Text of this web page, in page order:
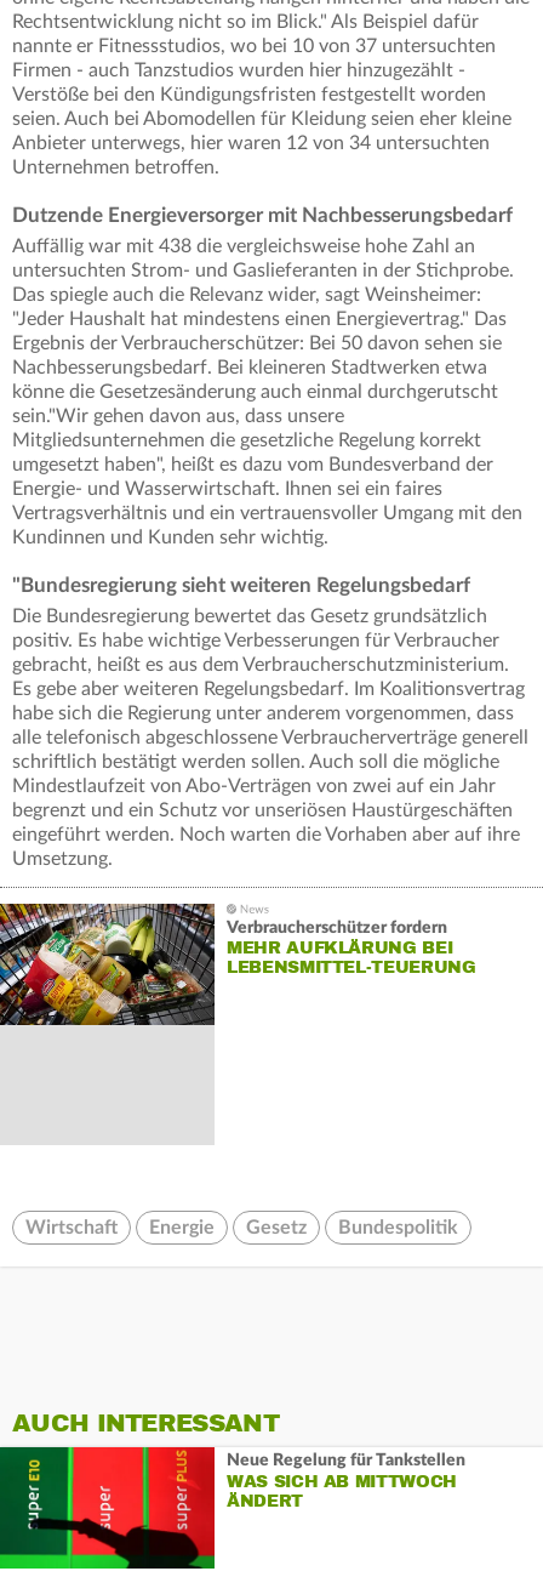
Rechtsentwicklung nicht so im Blick." Als Beispiel dafür
nannte er Fitnessstudios, wo bei 10 von 37 untersuchten
Firmen - auch Tanzstudios wurden hier hinzugezählt -
Verstöße bei den Kündigungsfristen festgestellt worden
seien. Auch bei Abomodellen für Kleidung seien eher kleine
Anbieter unterwegs, hier waren 12 von 34 untersuchten
Unternehmen betroffen.
Dutzende Energieversorger mit Nachbesserungsbedarf
Auffällig war mit 438 die vergleichsweise hohe Zahl an
untersuchten Strom- und Gaslieferanten in der Stichprobe.
Das spiegle auch die Relevanz wider, sagt Weinsheimer:
"Jeder Haushalt hat mindestens einen Energievertrag." Das
Ergebnis der Verbraucherschützer: Bei 50 davon sehen sie
Nachbesserungsbedarf. Bei kleineren Stadtwerken etwa
könne die Gesetzesänderung auch einmal durchgerutscht
sein."Wir gehen davon aus, dass unsere
Mitgliedsunternehmen die gesetzliche Regelung korrekt
umgesetzt haben", heißt es dazu vom Bundesverband der
Energie- und Wasserwirtschaft. Ihnen sei ein faires
Vertragsverhältnis und ein vertrauensvoller Umgang mit den
Kundinnen und Kunden sehr wichtig.
"Bundesregierung sieht weiteren Regelungsbedarf
Die Bundesregierung bewertet das Gesetz grundsätzlich
positiv. Es habe wichtige Verbesserungen für Verbraucher
gebracht, heißt es aus dem Verbraucherschutzministerium.
Es gebe aber weiteren Regelungsbedarf. Im Koalitionsvertrag
habe sich die Regierung unter anderem vorgenommen, dass
alle telefonisch abgeschlossene Verbraucherverträge generell
schriftlich bestätigt werden sollen. Auch soll die mögliche
Mindestlaufzeit von Abo-Verträgen von zwei auf ein Jahr
begrenzt und ein Schutz vor unseriösen Haustürgeschäften
eingeführt werden. Noch warten die Vorhaben aber auf ihre
Umsetzung.
Verbraucherschützer fordern
MEHR AUFKLÄRUNG BEI
LEBENSMITTEL-TEUERUNG
Wirtschaft Energie Gesetz Bundespolitik
AUCH INTERESSANT
Neue Regelung für Tankstellen
WAS SICH AB MITTWOCH
ÄNDERT